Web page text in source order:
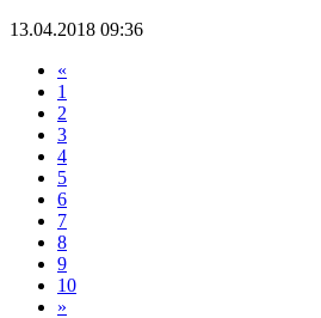
13.04.2018 09:36
«
1
2
3
4
5
6
7
8
9
10
»